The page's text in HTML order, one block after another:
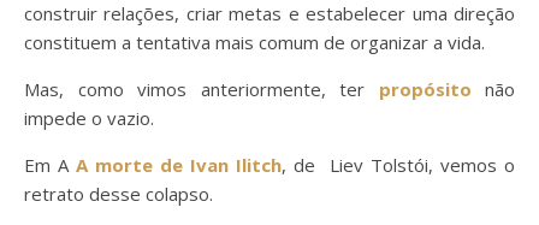
construir relações, criar metas e estabelecer uma direção
constituem a tentativa mais comum de organizar a vida.
Mas, como vimos anteriormente, ter propósito não
impede o vazio.
Em A A morte de Ivan Ilitch, de Liev Tolstói, vemos o
retrato desse colapso.